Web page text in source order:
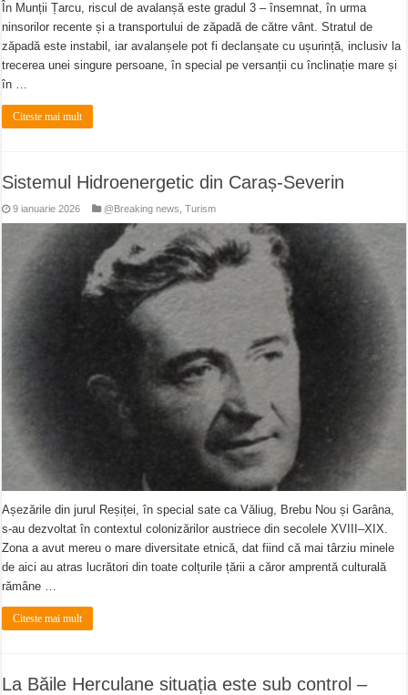
În Munții Țarcu, riscul de avalanșă este gradul 3 – însemnat, în urma
ninsorilor recente și a transportului de zăpadă de către vânt. Stratul de
zăpadă este instabil, iar avalanșele pot fi declanșate cu ușurință, inclusiv la
trecerea unei singure persoane, în special pe versanții cu înclinație mare și
în …
Citeste mai mult
Sistemul Hidroenergetic din Caraș-Severin
9 ianuarie 2026 @Breaking news ,Turism
Așezările din jurul Reșiței, în special sate ca Văliug, Brebu Nou și Garâna,
s-au dezvoltat în contextul colonizărilor austriece din secolele XVIII–XIX.
Zona a avut mereu o mare diversitate etnică, dat fiind că mai târziu minele
de aici au atras lucrători din toate colțurile țării a căror amprentă culturală
rămâne …
Citeste mai mult
La Băile Herculane situația este sub control –